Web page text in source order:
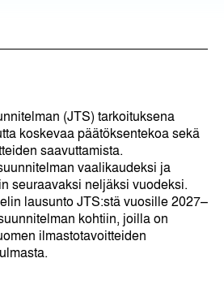
(JTS) tarkoituksena
koskevaa päätöksentekoa sekä
saavuttamista.
vaalikaudeksi ja
seuraavaksi neljäksi vuodeksi.
lausunto JTS:stä vuosille 2027–
kohtiin, joilla on
ilmastotavoitteiden